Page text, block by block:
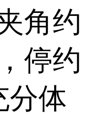
角约
停约
分体